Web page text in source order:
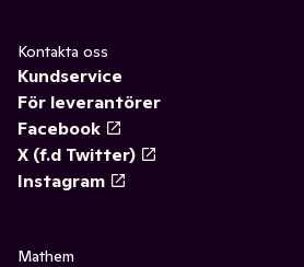
Kontakta oss
Kundservice
För leverantörer
Facebook
X (f.d Twitter)
Instagram
Mathem